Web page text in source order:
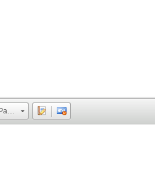
Размер